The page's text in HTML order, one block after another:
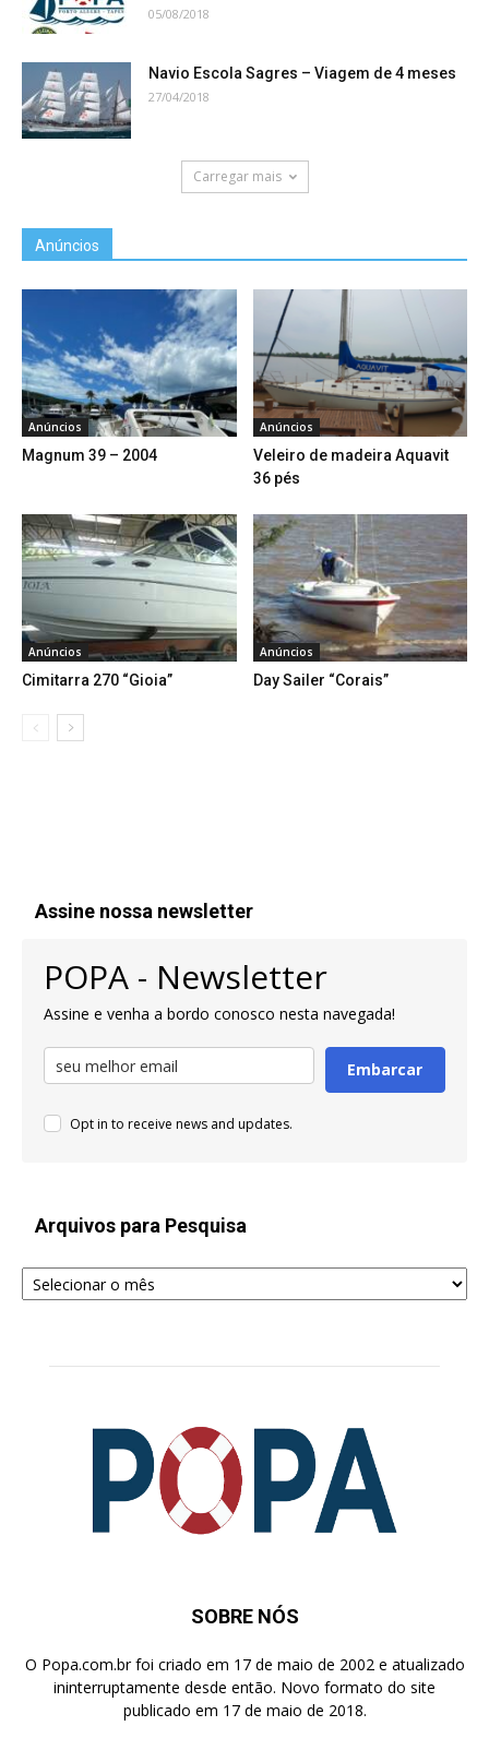
05/08/2018
Navio Escola Sagres – Viagem de 4 meses
27/04/2018
Carregar mais
Anúncios
Anúncios
Magnum 39 – 2004
Anúncios
Veleiro de madeira Aquavit
36 pés
Anúncios
Cimitarra 270 “Gioia”
Anúncios
Day Sailer “Corais”
Assine nossa newsletter
POPA - Newsletter
Assine e venha a bordo conosco nesta navegada!
Embarcar
Opt in to receive news and updates.
Arquivos para Pesquisa
Arquivos
para
SOBRE NÓS
O Popa.com.br foi criado em 17 de maio de 2002 e atualizado
ininterruptamente desde então. Novo formato do site
publicado em 17 de maio de 2018.